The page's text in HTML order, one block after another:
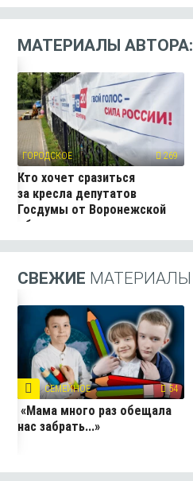
МАТЕРИАЛЫ АВТОРА:
ГОРОДСКОЕ 269
Кто хочет сразиться
за кресла депутатов
Госдумы от Воронежской
области
СВЕЖИЕ МАТЕРИАЛЫ
СЕМЕЙНОЕ 54
«Мама много раз обещала
нас забрать...»